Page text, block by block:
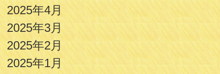
2025年4月
2025年3月
2025年2月
2025年1月